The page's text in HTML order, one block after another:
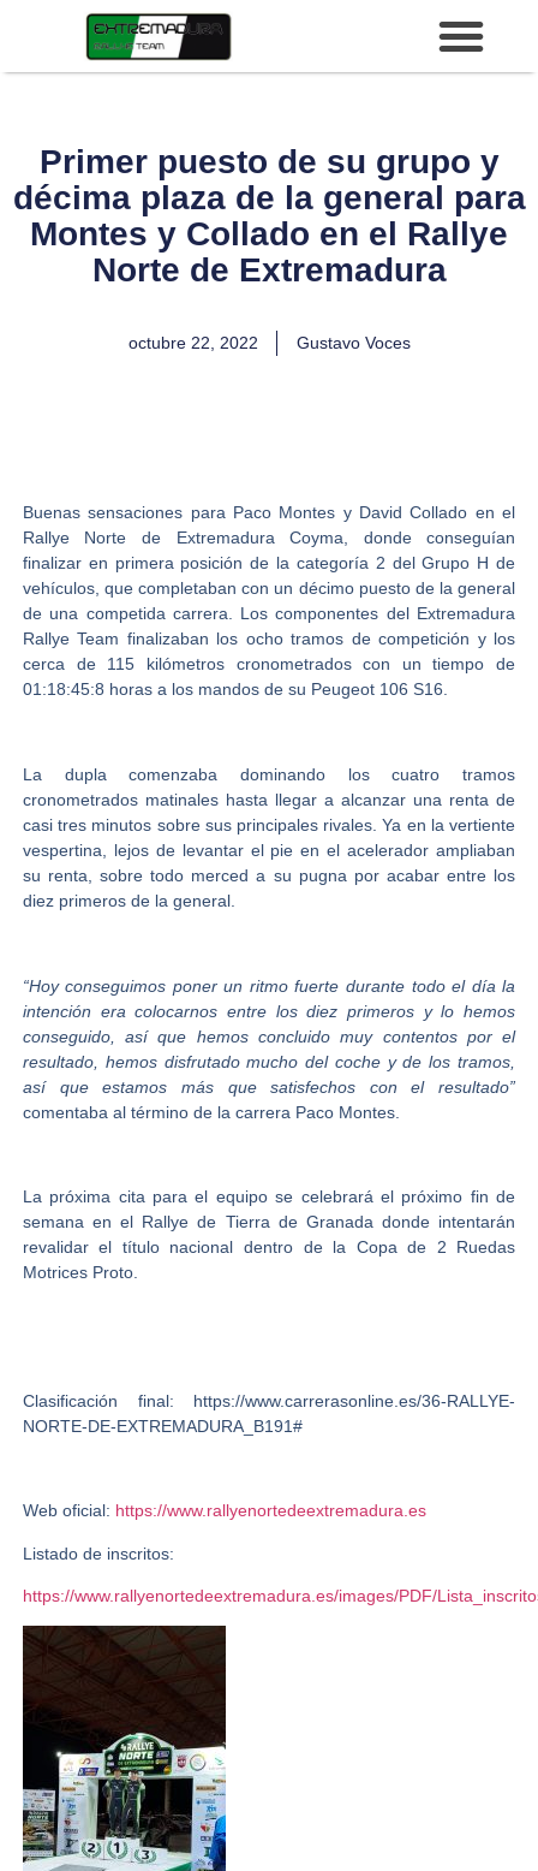
Primer puesto de su grupo y
décima plaza de la general para
Montes y Collado en el Rallye
Norte de Extremadura
octubre 22, 2022 Gustavo Voces
Buenas sensaciones para Paco Montes y David Collado en el
Rallye Norte de Extremadura Coyma, donde conseguían
finalizar en primera posición de la categoría 2 del Grupo H de
vehículos, que completaban con un décimo puesto de la general
de una competida carrera. Los componentes del Extremadura
Rallye Team finalizaban los ocho tramos de competición y los
cerca de 115 kilómetros cronometrados con un tiempo de
01:18:45:8 horas a los mandos de su Peugeot 106 S16.
La dupla comenzaba dominando los cuatro tramos
cronometrados matinales hasta llegar a alcanzar una renta de
casi tres minutos sobre sus principales rivales. Ya en la vertiente
vespertina, lejos de levantar el pie en el acelerador ampliaban
su renta, sobre todo merced a su pugna por acabar entre los
diez primeros de la general.
“Hoy conseguimos poner un ritmo fuerte durante todo el día la
intención era colocarnos entre los diez primeros y lo hemos
conseguido, así que hemos concluido muy contentos por el
resultado, hemos disfrutado mucho del coche y de los tramos,
así que estamos más que satisfechos con el resultado”
comentaba al término de la carrera Paco Montes.
La próxima cita para el equipo se celebrará el próximo fin de
semana en el Rallye de Tierra de Granada donde intentarán
revalidar el título nacional dentro de la Copa de 2 Ruedas
Motrices Proto.
Clasificación final: https://www.carrerasonline.es/36-RALLYE-
NORTE-DE-EXTREMADURA_B191#
Web oficial: https://www.rallyenortedeextremadura.es
Listado de inscritos:
https://www.rallyenortedeextremadura.es/images/PDF/